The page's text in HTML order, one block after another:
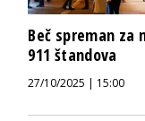
Beč spreman za
911 štandova
27/10/2025 | 15:00